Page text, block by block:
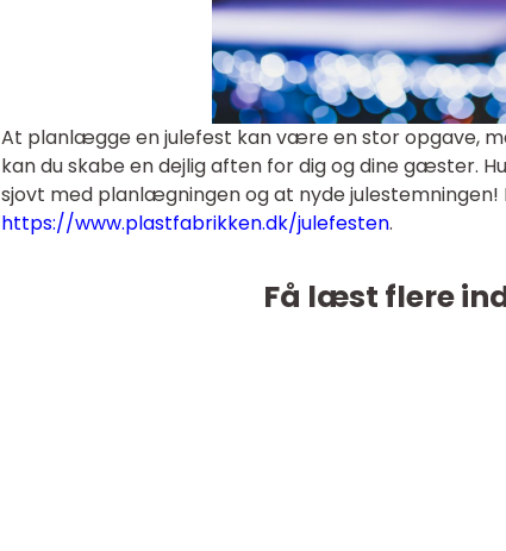
At planlægge en julefest kan være en stor opgave,
kan du skabe en dejlig aften for dig og dine gæster.
sjovt med planlægningen og at nyde julestemningen!
https://www.plastfabrikken.dk/julefesten.
Få læst flere